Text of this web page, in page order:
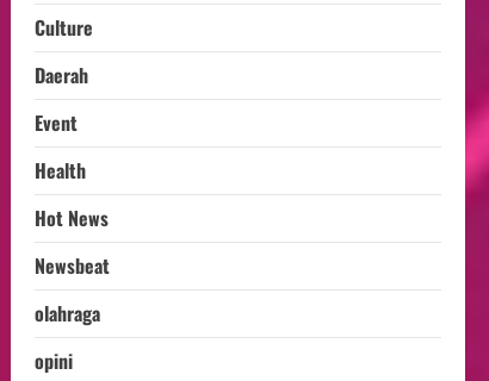
Culture
Daerah
Event
Health
Hot News
Newsbeat
olahraga
opini